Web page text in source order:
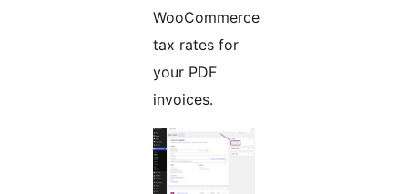
WooCommerce
tax rates for
your PDF
invoices.